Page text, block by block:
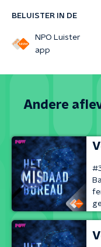
BELUISTER IN DE
NPO Luister
app
Andere